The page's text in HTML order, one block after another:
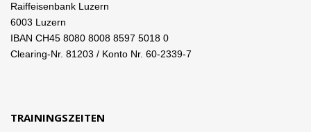
Raiffeisenbank Luzern
6003 Luzern
IBAN CH45 8080 8008 8597 5018 0
Clearing-Nr. 81203 / Konto Nr. 60-2339-7
TRAININGSZEITEN